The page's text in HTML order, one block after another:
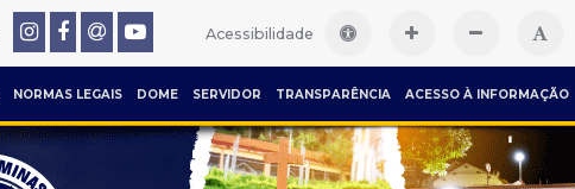
Acessibilidade
NORMAS LEGAIS DOME SERVIDOR TRANSPARÊNCIA ACESSO À INFORMAÇÃO